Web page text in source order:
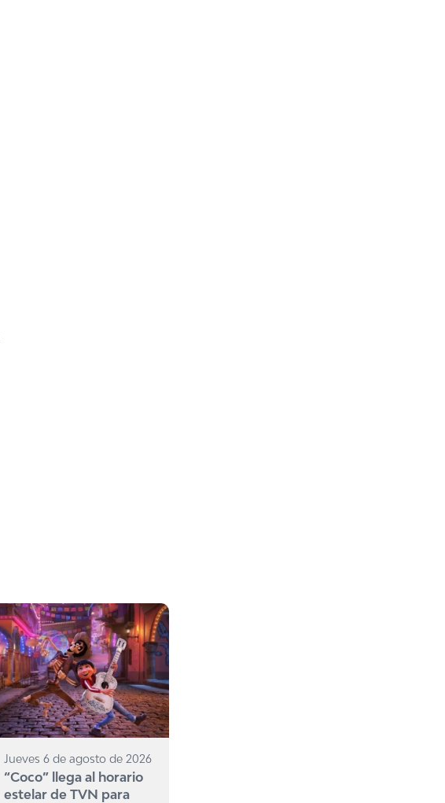
Jueves 6 de agosto de 2026
“Coco” llega al horario
estelar de TVN para